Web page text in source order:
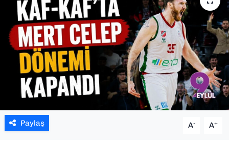
Paylaş A- A+
YAŞAM
YEREL YÖNETİMLER